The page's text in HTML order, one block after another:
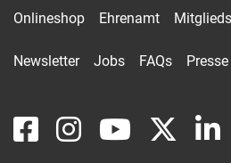
Onlineshop Ehrenamt
Newsletter Jobs FAQs Presse